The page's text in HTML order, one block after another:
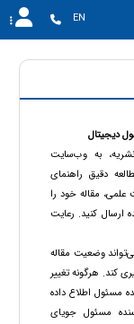
EN
دیجیتال
به وب‌سایت
دقیق راهنمای
علمی، مقاله خود را
کنید. رعایت
وضعیت مقاله
کند. هرگونه تغییر
مسئول اطلاع داده
مسئول جویای